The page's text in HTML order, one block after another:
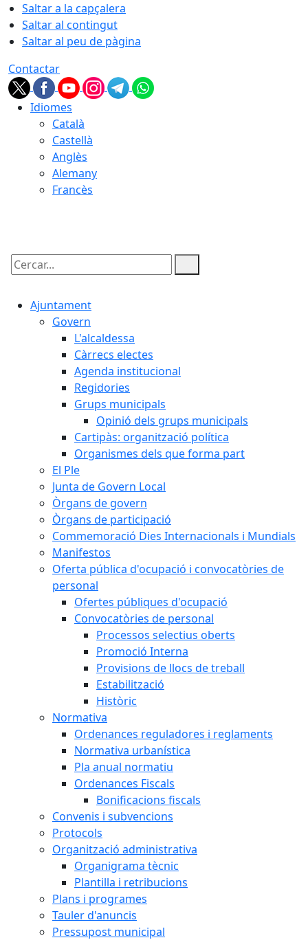
Saltar a la capçalera
Saltar al contingut
Saltar al peu de pàgina
Contactar
Idiomes
Català
Castellà
Anglès
Alemany
Francès
Cercar:
Ajuntament
Govern
L'alcaldessa
Càrrecs electes
Agenda institucional
Regidories
Grups municipals
Opinió dels grups municipals
Cartipàs: organització política
Organismes dels que forma part
El Ple
Junta de Govern Local
Òrgans de govern
Òrgans de participació
Commemoració Dies Internacionals i Mundials
Manifestos
Oferta pública d'ocupació i convocatòries de
personal
Ofertes públiques d'ocupació
Convocatòries de personal
Processos selectius oberts
Promoció Interna
Provisions de llocs de treball
Estabilització
Històric
Normativa
Ordenances reguladores i reglaments
Normativa urbanística
Pla anual normatiu
Ordenances Fiscals
Bonificacions fiscals
Convenis i subvencions
Protocols
Organització administrativa
Organigrama tècnic
Plantilla i retribucions
Plans i programes
Tauler d'anuncis
Pressupost municipal